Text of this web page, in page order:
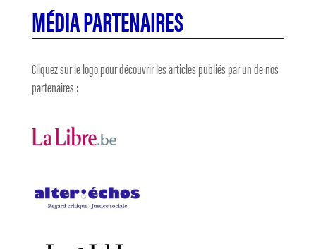
MÉDIA PARTENAIRES
Cliquez sur le logo pour découvrir les articles publiés par un de nos
partenaires :